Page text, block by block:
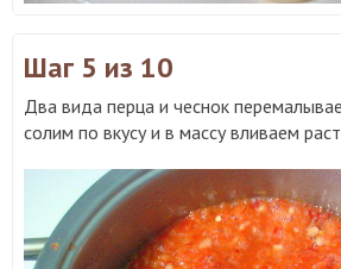
Шаг 5 из 10
Два вида перца и чеснок
солим по вкусу и в массу вливаем